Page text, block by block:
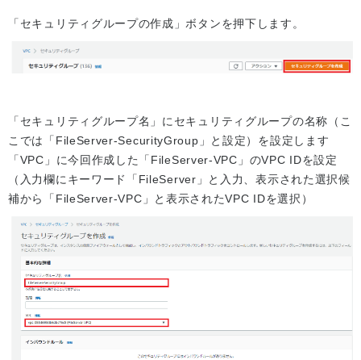
「セキュリティグループの作成」ボタンを押下します。
「セキュリティグループ名」にセキュリティグループの名称（こ
こでは「FileServer-SecurityGroup」と設定）を設定します
「VPC」に今回作成した「FileServer-VPC」のVPC IDを設定
（入力欄にキーワード「FileServer」と入力、表示された選択候
補から「FileServer-VPC」と表示されたVPC IDを選択）